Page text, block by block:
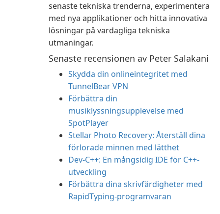
senaste tekniska trenderna, experimentera
med nya applikationer och hitta innovativa
lösningar på vardagliga tekniska
utmaningar.
Senaste recensionen av Peter Salakani
Skydda din onlineintegritet med
TunnelBear VPN
Förbättra din
musiklyssningsupplevelse med
SpotPlayer
Stellar Photo Recovery: Återställ dina
förlorade minnen med lätthet
Dev-C++: En mångsidig IDE för C++-
utveckling
Förbättra dina skrivfärdigheter med
RapidTyping-programvaran